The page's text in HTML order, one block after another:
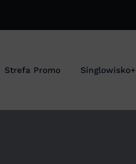
Strefa Promo Singlowisko+